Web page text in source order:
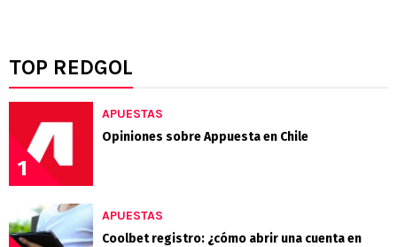
TOP REDGOL
1
APUESTAS
Opiniones sobre Appuesta en Chile
APUESTAS
Coolbet registro: ¿cómo abrir una cuenta en